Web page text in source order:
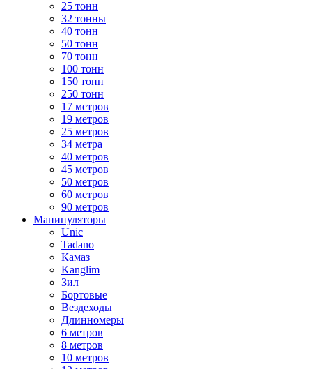
25 тонн
32 тонны
40 тонн
50 тонн
70 тонн
100 тонн
150 тонн
250 тонн
17 метров
19 метров
25 метров
34 метра
40 метров
45 метров
50 метров
60 метров
90 метров
Манипуляторы
Unic
Tadano
Камаз
Kanglim
Зил
Бортовые
Вездеходы
Длинномеры
6 метров
8 метров
10 метров